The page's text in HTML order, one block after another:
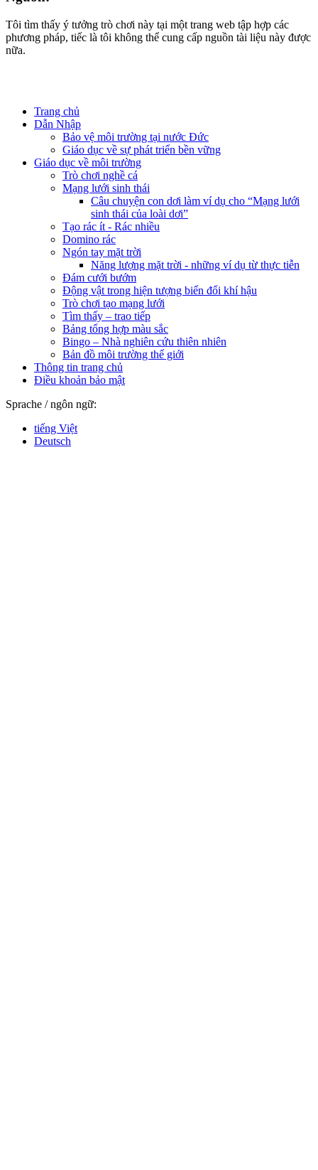
Tôi tìm thấy ý tưởng trò chơi này tại một trang web tập hợp các
phương pháp, tiếc là tôi không thể cung cấp nguồn tài liệu này được
nữa.
Trang chủ
Dẫn Nhập
Bảo vệ môi trường tại nước Đức
Giáo dục về sự phát triển bền vững
Giáo dục về môi trường
Trò chơi nghề cá
Mạng lưới sinh thái
Câu chuyện con dơi làm ví dụ cho “Mạng lưới
sinh thái của loài dơi”
Tạo rác ít - Rác nhiều
Domino rác
Ngón tay mặt trời
Năng lượng mặt trời - những ví dụ từ thực tiễn
Đám cưới bướm
Động vật trong hiện tượng biến đổi khí hậu
Trò chơi tạo mạng lưới
Tìm thấy – trao tiếp
Bảng tổng hợp màu sắc
Bingo – Nhà nghiên cứu thiên nhiên
Bản đồ môi trường thế giới
Thông tin trang chủ
Điều khoản bảo mật
Sprache / ngôn ngữ:
tiếng Việt
Deutsch